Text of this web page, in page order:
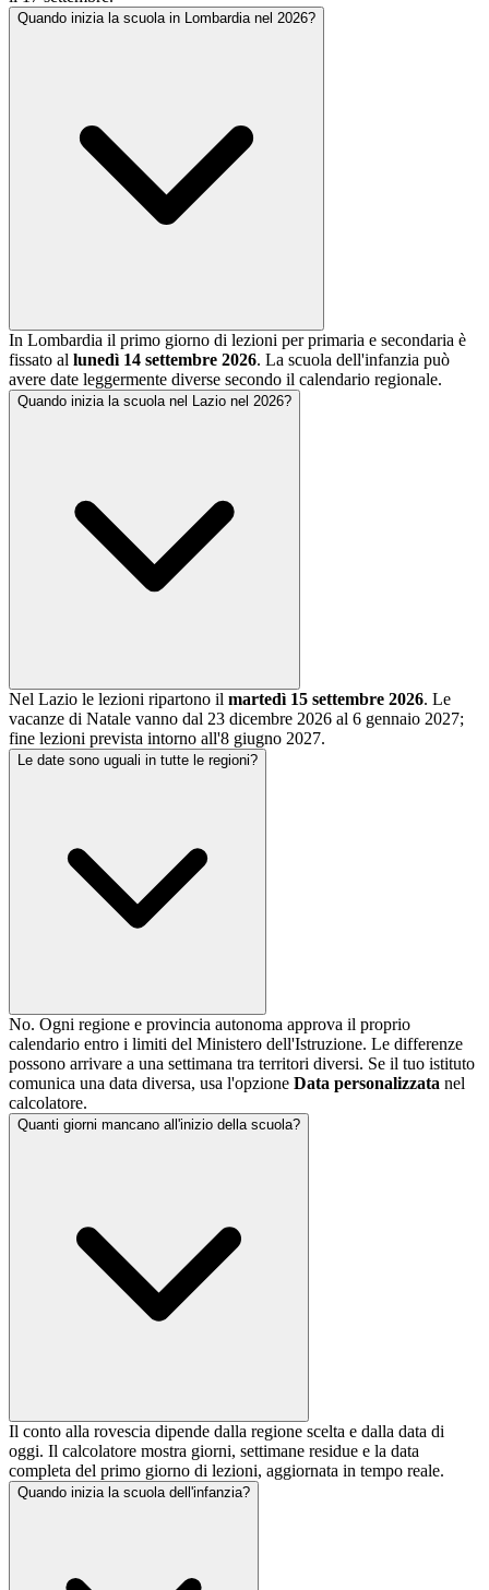
Quando inizia la scuola in Lombardia nel 2026?
In Lombardia il primo giorno di lezioni per primaria e secondaria è
fissato al lunedì 14 settembre 2026. La scuola dell'infanzia può
avere date leggermente diverse secondo il calendario regionale.
Quando inizia la scuola nel Lazio nel 2026?
Nel Lazio le lezioni ripartono il martedì 15 settembre 2026. Le
vacanze di Natale vanno dal 23 dicembre 2026 al 6 gennaio 2027;
fine lezioni prevista intorno all'8 giugno 2027.
Le date sono uguali in tutte le regioni?
No. Ogni regione e provincia autonoma approva il proprio
calendario entro i limiti del Ministero dell'Istruzione. Le differenze
possono arrivare a una settimana tra territori diversi. Se il tuo istituto
comunica una data diversa, usa l'opzione Data personalizzata nel
calcolatore.
Quanti giorni mancano all'inizio della scuola?
Il conto alla rovescia dipende dalla regione scelta e dalla data di
oggi. Il calcolatore mostra giorni, settimane residue e la data
completa del primo giorno di lezioni, aggiornata in tempo reale.
Quando inizia la scuola dell'infanzia?